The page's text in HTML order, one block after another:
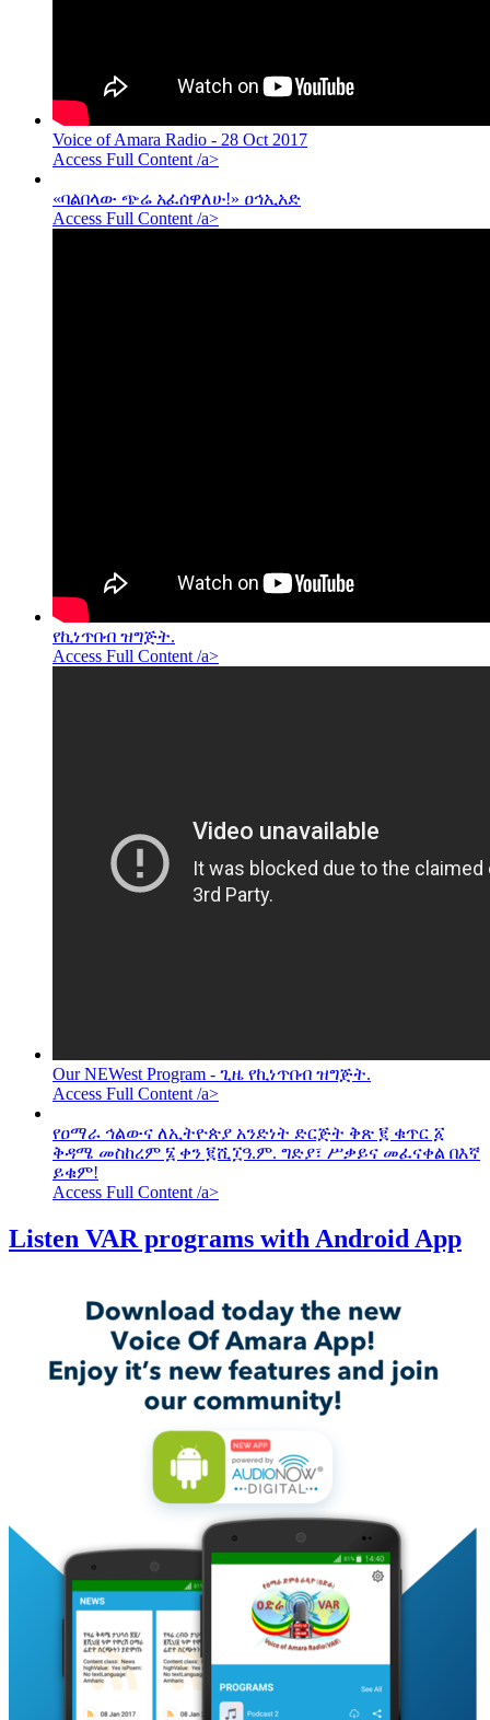
Voice of Amara Radio - 28 Oct 2017
Access Full Content /a>
«ባልበላው ጭሬ አፈሰዋለሁ!» ዐኅኢአድ
Access Full Content /a>
የኪነጥበብ ዝግጅት.
Access Full Content /a>
Our NEWest Program - ጊዜ የኪነጥበብ ዝግጅት.
Access Full Content /a>
የዐማራ ኅልውና ለኢትዮጵያ አንድነት ድርጅት ቅጽ ፪ ቁጥር ፩
ቅዳሜ መስከረም ፮ ቀን ፪ሺ፲ዓ.ም. ግድያ፣ ሥቃይና መፈናቀል በእኛ
ይቁም!
Access Full Content /a>
Listen VAR programs with Android App